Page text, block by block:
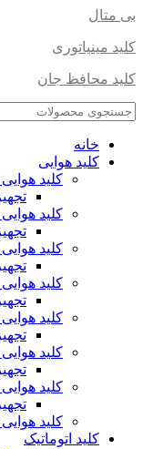
بی متال
کلید مینیاتوری
کلید محافظ جان
خانه
کلید هوایی
کلید
کلید
کلید
کلید
کلید
کلید هوایی
کلید
کلید
کلید اتوماتیک